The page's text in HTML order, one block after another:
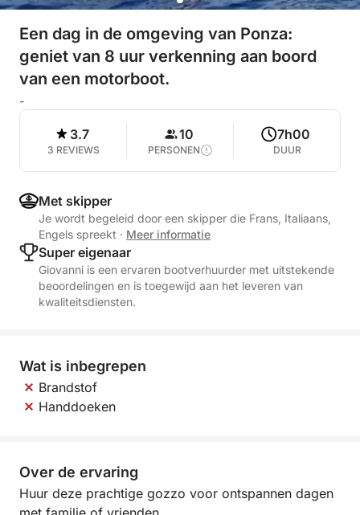
Een dag in de omgeving van Ponza:
geniet van 8 uur verkenning aan boord
van een motorboot.
-
3.7
3 REVIEWS
10
PERSONEN
7h00
DUUR
Met skipper
Je wordt begeleid door een skipper die Frans, Italiaans,
Engels spreekt · Meer informatie
Super eigenaar
Giovanni is een ervaren bootverhuurder met uitstekende
beoordelingen en is toegewijd aan het leveren van
kwaliteitsdiensten.
Wat is inbegrepen
Brandstof
Handdoeken
Over de ervaring
Huur deze prachtige gozzo voor ontspannen dagen